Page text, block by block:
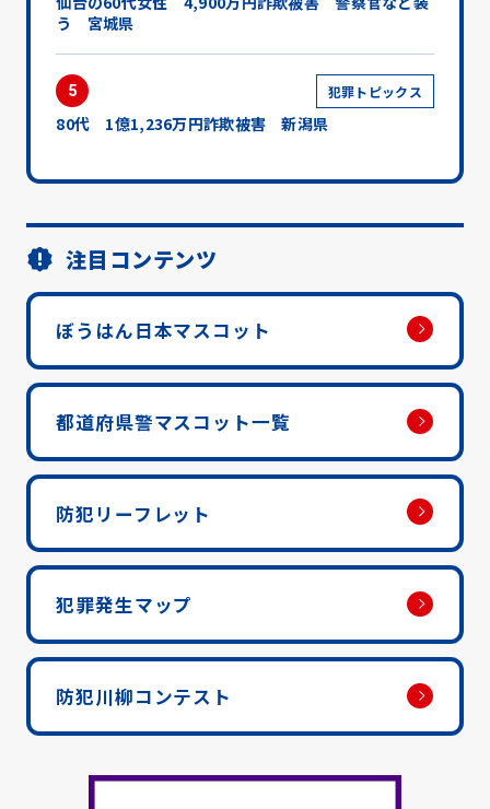
う 宮城県
5 犯罪トピックス
80代 1億1,236万円詐欺被害 新潟県
注目コンテンツ
ぼうはん日本マスコット
都道府県警マスコット一覧
防犯リーフレット
犯罪発生マップ
防犯川柳コンテスト